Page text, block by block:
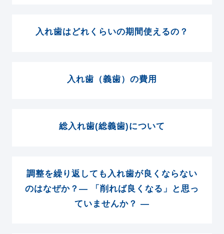
入れ歯はどれくらいの期間使えるの？
入れ歯（義歯）の費用
総入れ歯(総義歯)について
調整を繰り返しても入れ歯が良くならない
のはなぜか？― 「削れば良くなる」と思っ
ていませんか？ ―